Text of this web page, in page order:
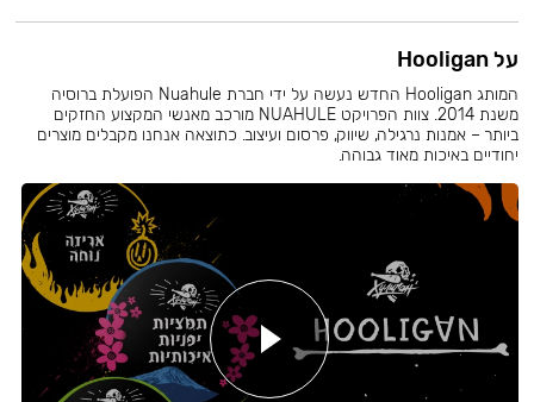
על Hooligan
המותג Hooligan החדש נעשה על ידי חברת Nuahule הפועלת ברוסיה
משנת 2014. צוות הפרויקט NUAHULE מורכב מאנשי המקצוע החזקים
ביותר – אמנות נרגילה, שיווק, פרסום ועיצוב. כתוצאה אנחנו מקבלים מוצרים
יחודיים באיכות מאוד גבוהה.